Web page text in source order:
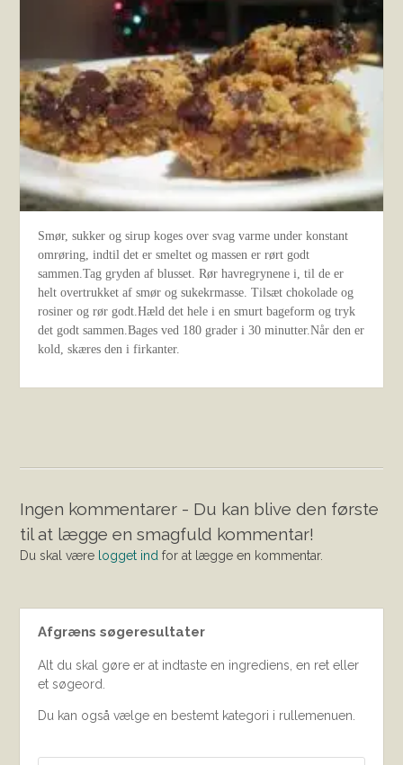
Smør, sukker og sirup koges over svag varme under konstant
omrøring, indtil det er smeltet og massen er rørt godt
sammen.Tag gryden af blusset. Rør havregrynene i, til de er
helt overtrukket af smør og sukekrmasse. Tilsæt chokolade og
rosiner og rør godt.Hæld det hele i en smurt bageform og tryk
det godt sammen.Bages ved 180 grader i 30 minutter.Når den er
kold, skæres den i firkanter.
Ingen kommentarer - Du kan blive den første
til at lægge en smagfuld kommentar!
Du skal være logget ind for at lægge en kommentar.
Afgræns søgeresultater
Alt du skal gøre er at indtaste en ingrediens, en ret eller
et søgeord.
Du kan også vælge en bestemt kategori i rullemenuen.